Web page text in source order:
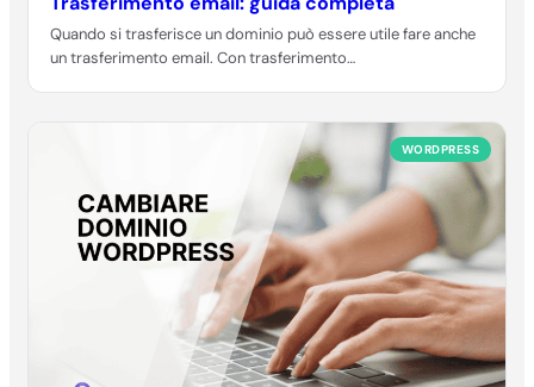
Quando si trasferisce un dominio può essere utile fare anche
un trasferimento email. Con trasferimento…
WORDPRESS